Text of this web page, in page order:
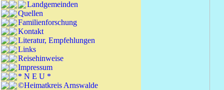
Landgemeinden
Quellen
Familienforschung
Kontakt
Literatur, Empfehlungen
Links
Reisehinweise
Impressum
* N E U *
©Heimatkreis Arnswalde